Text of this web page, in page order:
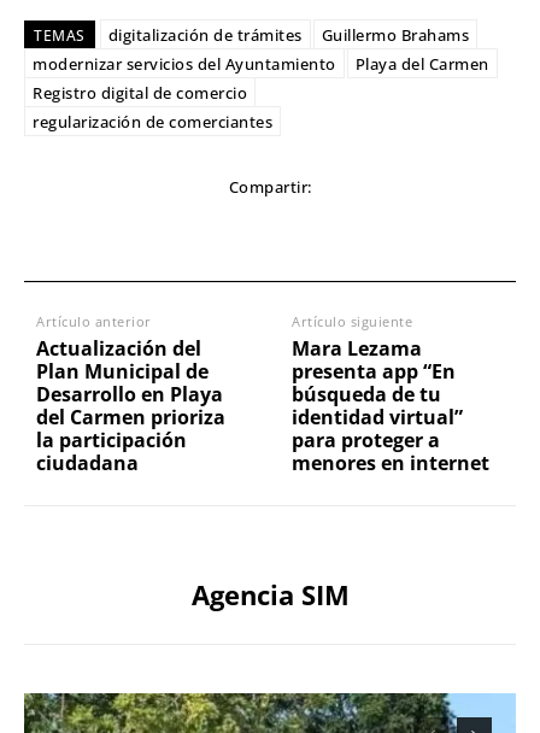
TEMAS digitalización de trámites
Guillermo Brahams
modernizar servicios del Ayuntamiento
Playa del Carmen
Registro digital de comercio
regularización de comerciantes
Compartir:
Artículo anterior
Actualización del
Plan Municipal de
Desarrollo en Playa
del Carmen prioriza
la participación
ciudadana
Artículo siguiente
Mara Lezama
presenta app “En
búsqueda de tu
identidad virtual”
para proteger a
menores en internet
Agencia SIM